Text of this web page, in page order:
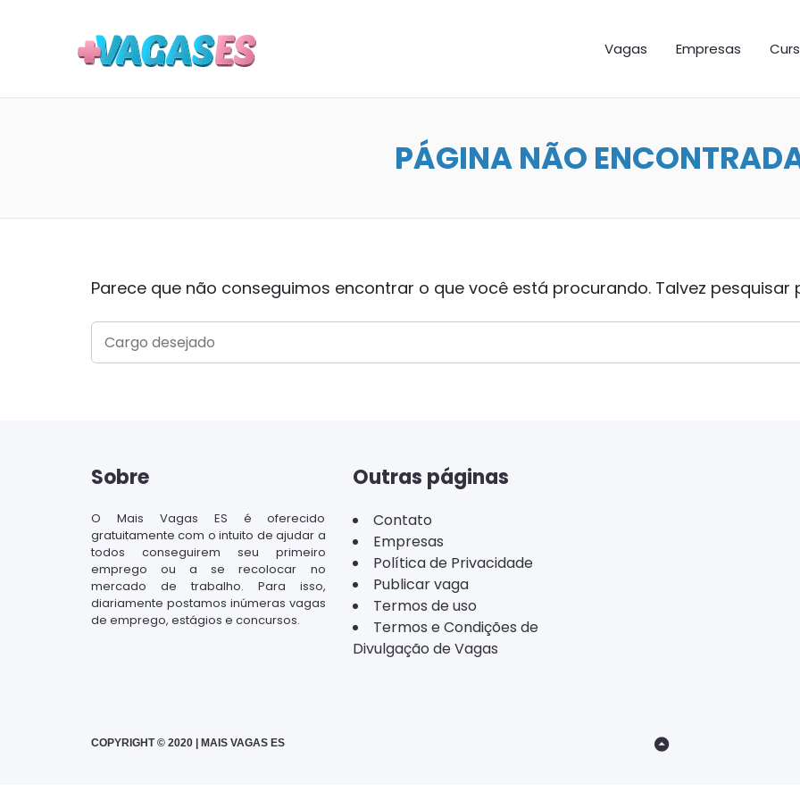
Vagas Empresas
PÁGINA NÃO
Parece que não conseguimos encontrar o que você está procurando. Talvez pesquisar
SEARCH
FOR:
Sobre
O Mais Vagas ES é oferecido
gratuitamente com o intuito de ajudar a
todos conseguirem seu primeiro
emprego ou a se recolocar no
mercado de trabalho. Para isso,
diariamente postamos inúmeras vagas
de emprego, estágios e concursos.
Outras páginas
Contato
Empresas
Política de Privacidade
Publicar vaga
Termos de uso
Termos e Condições de
Divulgação de Vagas
COPYRIGHT © 2020 | MAIS VAGAS ES
Back